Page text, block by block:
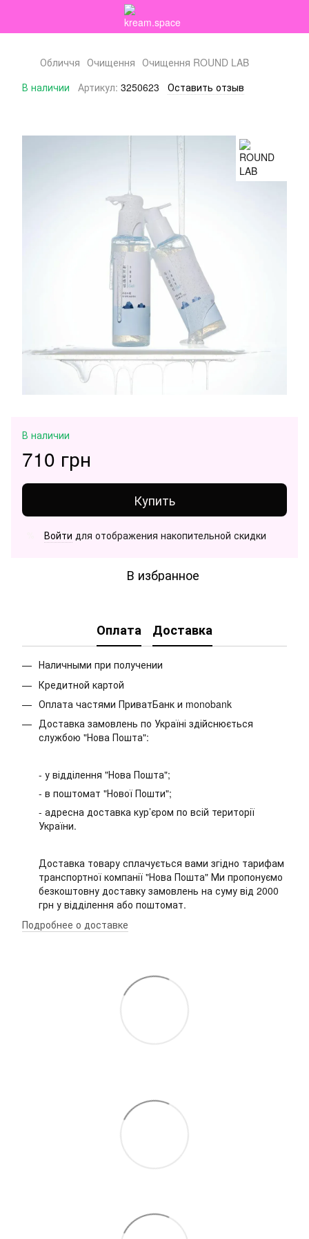
Обличчя Очищення Очищення ROUND LAB
В наличии
Артикул: 3250623 Оставить отзыв
В наличии
710 грн
Купить
Войти для отображения накопительной скидки
В избранное
Оплата Доставка
Наличными при получении
Кредитной картой
Оплата частями ПриватБанк и monobank
Доставка замовлень по Україні здійснюється
службою "Нова Пошта":
- у відділення "Нова Пошта";
- в поштомат "Нової Пошти";
- адресна доставка кур’єром по всій території
України.
Доставка товару сплачується вами згідно тарифам
транспортної компанії "Нова Пошта" Ми пропонуємо
безкоштовну доставку замовлень на суму від 2000
грн у відділення або поштомат.
Подробнее о доставке